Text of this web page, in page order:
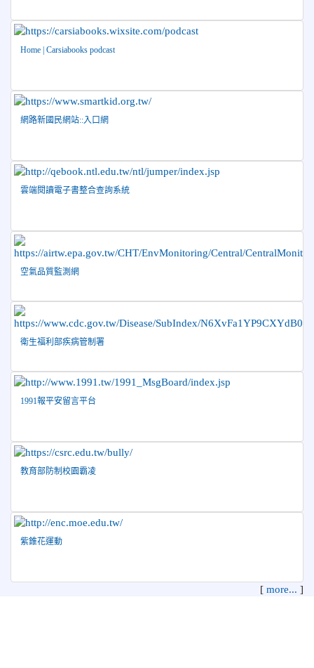
2026-06-16
榮譽
賀 本校跆拳道隊參加115年第三十三屆全
2026-06-09
榮譽
賀 本校籃球隊參加 2026花蓮縣第46屆假
日盃籃球賽 榮獲季軍！
齡游泳錦標賽榮獲佳績！
2026-05-03
賀! 本校參加全縣低年級英語口說比賽-
Show and Tell榮獲佳績
2026-04-30 國稅局「114年度綜合所得稅結算申報」宣導內
2026-04-27
球錦標賽 榮獲亞軍！
2026-04-09
公告
2026-04-08
榮譽 115年PaGamO寒假作業獲獎名單
Home | Carsiabooks podcast
網路新國民網站::入口網
雲端閱讀電子書整合查詢系統
空氣品質監測網
衛生福利部疾病管制署
1991報平安留言平台
教育部防制校園霸凌
紫錐花運動
[ more... ]